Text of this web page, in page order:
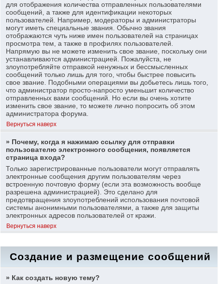
для отображения количества отправленных пользователями
сообщений, а также для идентификации некоторых
пользователей. Например, модераторы и администраторы
могут иметь специальные звания. Обычно звания
отображаются чуть ниже имен пользователей на страницах
просмотра тем, а также в профилях пользователей.
Напрямую вы не можете изменить свое звание, поскольку они
устанавливаются администрацией. Пожалуйста, не
злоупотребляйте отправкой ненужных и бессмысленных
сообщений только лишь для того, чтобы быстрее повысить
свое звание. Подобными операциями вы добьетесь лишь того,
что администратор просто-напросто уменьшит количество
отправленных вами сообщений. Но если вы очень хотите
изменить свое звание, то можете лично попросить об этом
администратора форума.
Вернуться наверх
» Почему, когда я нажимаю ссылку для отправки
пользователю электронного сообщения, появляется
страница входа?
Только зарегистрированные пользователи могут отправлять
электронные сообщения другим пользователям через
встроенную почтовую форму (если эта возможность вообще
разрешена администрацией). Это сделано для
предотвращения злоупотреблений использования почтовой
системы анонимными пользователями, а также для защиты
электронных адресов пользователей от кражи.
Вернуться наверх
Создание и размещение сообщений
» Как создать новую тему?